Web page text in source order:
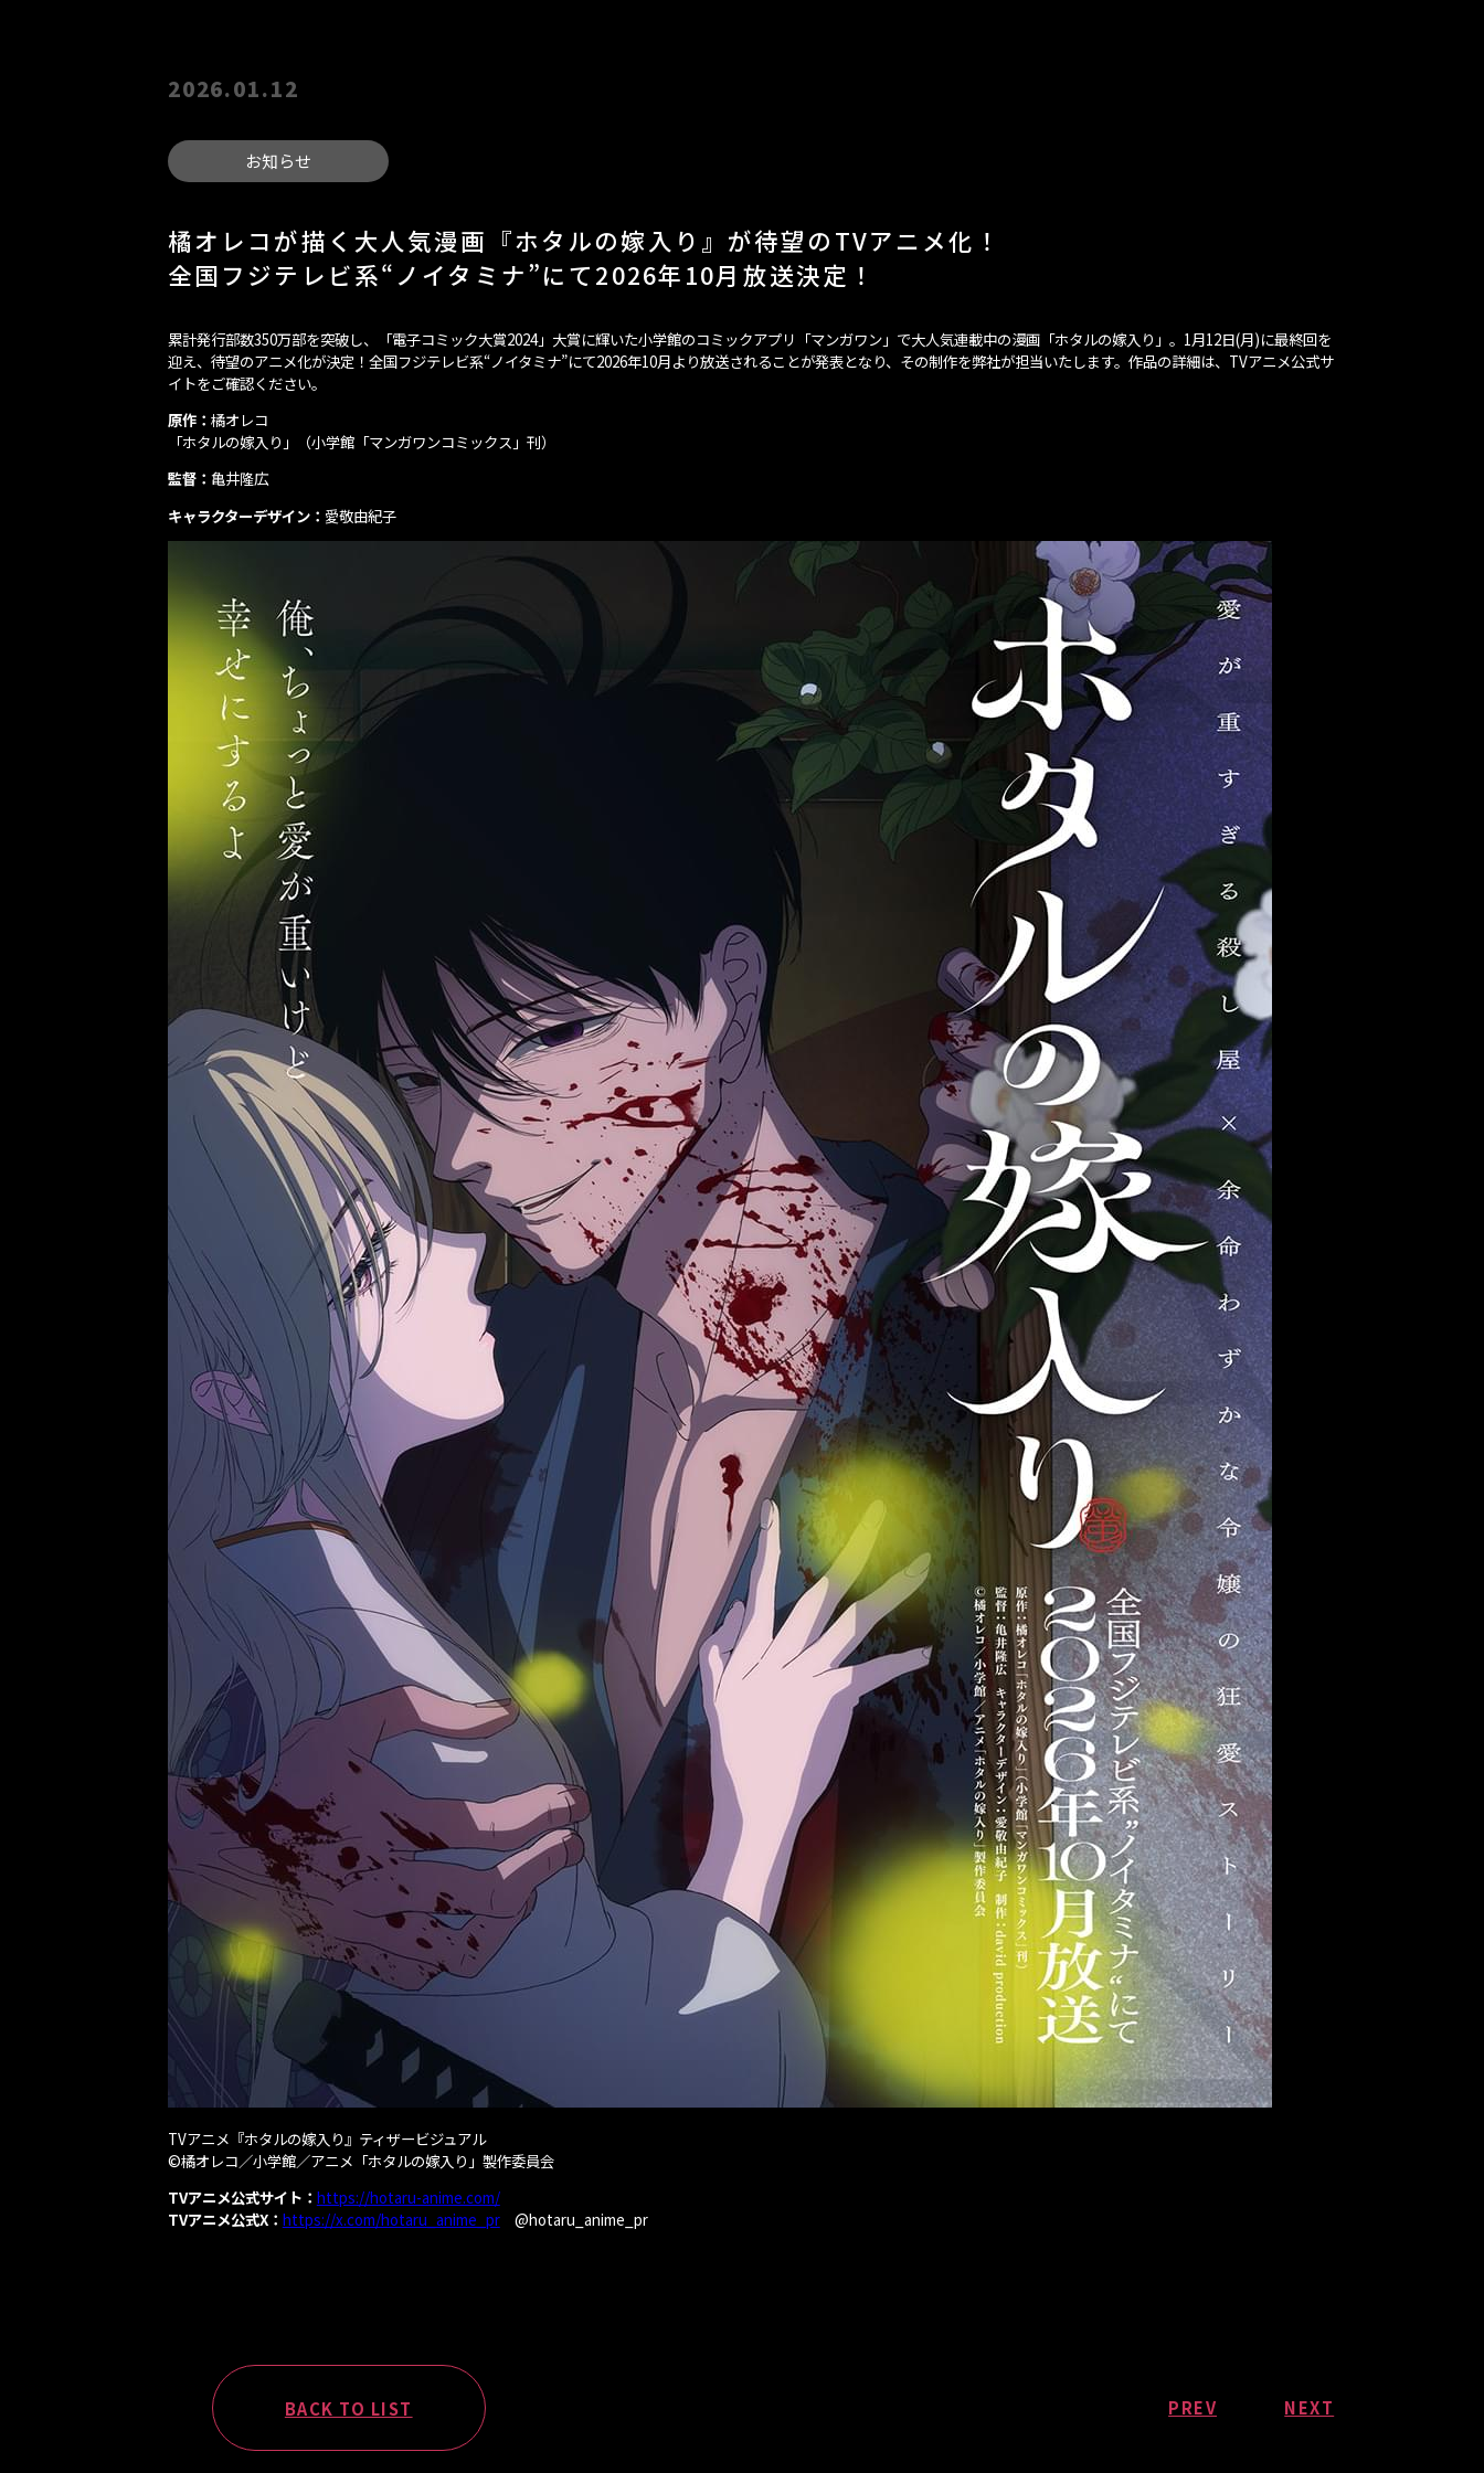
2026.01.12
お知らせ
橘オレコが描く大人気漫画『ホタルの嫁入り』が待望のTVアニメ化！
全国フジテレビ系“ノイタミナ”にて2026年10月放送決定！
累計発行部数350万部を突破し、「電子コミック大賞2024」大賞に輝いた小学館のコミックアプリ「マンガワン」で大人気連載中の漫画「ホタルの嫁入り」。1月12日(月)に最終回を
迎え、待望のアニメ化が決定！全国フジテレビ系“ノイタミナ”にて2026年10月より放送されることが発表となり、その制作を弊社が担当いたします。作品の詳細は、TVアニメ公式サ
イトをご確認ください。
原作： 橘オレコ
「ホタルの嫁入り」（小学館「マンガワンコミックス」刊）
監督： 亀井隆広
キャラクターデザイン： 愛敬由紀子
TVアニメ『ホタルの嫁入り』ティザービジュアル
©橘オレコ／小学館／アニメ「ホタルの嫁入り」製作委員会
TVアニメ公式サイト： https://hotaru-anime.com/
TVアニメ公式X： https://x.com/hotaru_anime_pr@hotaru_anime_pr
BACK TO LIST PREV NEXT